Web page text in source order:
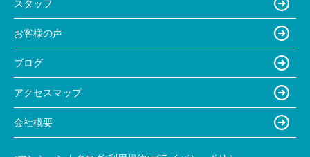
スタッフ
お客様の声
ブログ
アクセスマップ
会社概要